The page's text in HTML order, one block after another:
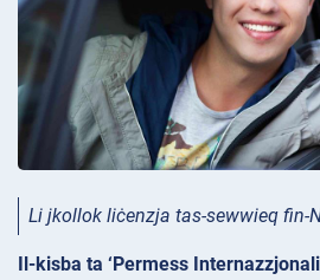
Li jkollok liċenzja tas-sewwieq fin-
Il-kisba ta ‘Permess